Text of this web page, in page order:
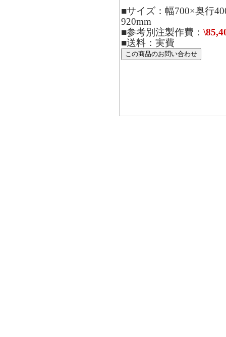
■サイズ：幅700×奥行
920mm
■参考別注製作費：
■送料：実費